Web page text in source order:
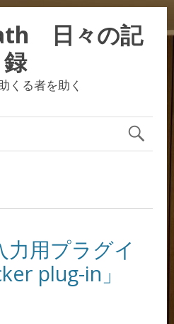
日々の記
録
くる者を助く
力用プラグイ
plug-in」